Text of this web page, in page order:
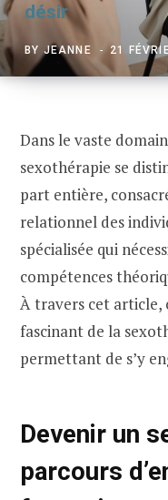
désir
BY JEANNE 21
Dans le vaste
sexothérapie se
part entière,
relationnel des
spécialisée qui
compétences
À travers cet article,
fascinant de la
permettant de s’y
Devenir un
parcours